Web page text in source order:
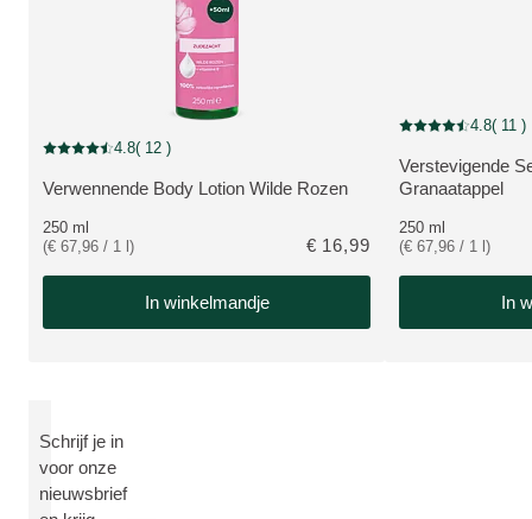
BEKIJK PRODUCT:
Verwennende Body Lotion Wilde Rozen
Beoordeling: 4.8 van 5 beoordeeld door 12 personen
4.8( 12 )
250 ml
(€ 67,96 / 1 l)
€ 16,99
In winkelmandje
BEKIJK
Verstevigende
Granaatappel
Beoordeling: 4.8
4.8( 11 )
250 ml
(€ 67,96 / 1 l)
In
Schrijf je in
voor onze
nieuwsbrief